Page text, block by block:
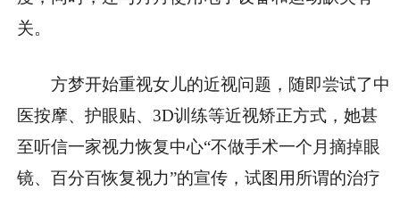
关。
方梦开始重视女儿的近视问题，随即尝试了中
医按摩、护眼贴、3D训练等近视矫正方式，她甚
至听信一家视力恢复中心“不做手术一个月摘掉眼
镜、百分百恢复视力”的宣传，试图用所谓的治疗